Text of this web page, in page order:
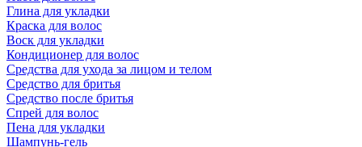
Глина для укладки
Краска для волос
Воск для укладки
Кондиционер для волос
Средства для ухода за лицом и телом
Средство для бритья
Средство после бритья
Спрей для волос
Пена для укладки
Шампунь-гель